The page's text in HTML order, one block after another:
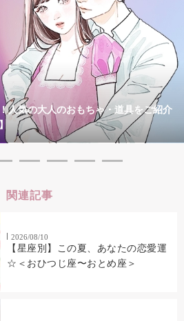
人気の大人のおもちゃ・道具をご紹介
関連記事
2026/08/10
【星座別】この夏、あなたの恋愛運
☆＜おひつじ座〜おとめ座＞